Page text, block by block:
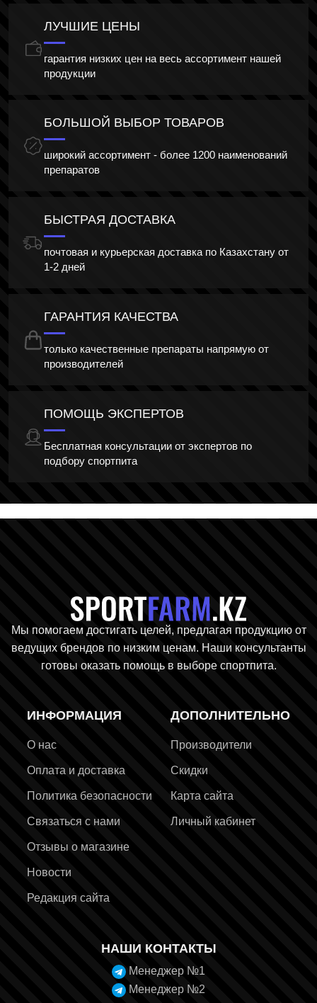
ЛУЧШИЕ ЦЕНЫ
гарантия низких цен на весь ассортимент нашей
продукции
БОЛЬШОЙ ВЫБОР ТОВАРОВ
широкий ассортимент - более 1200 наименований
препаратов
БЫСТРАЯ ДОСТАВКА
почтовая и курьерская доставка по Казахстану от
1-2 дней
ГАРАНТИЯ КАЧЕСТВА
только качественные препараты напрямую от
производителей
ПОМОЩЬ ЭКСПЕРТОВ
Бесплатная консультации от экспертов по
подбору спортпита
Главная
Мы помогаем достигать целей, предлагая продукцию от
ведущих брендов по низким ценам. Наши консультанты
готовы оказать помощь в выборе спортпита.
ИНФОРМАЦИЯ
О нас
Оплата и доставка
Политика безопасности
Связаться с нами
Отзывы о магазине
Новости
Редакция сайта
ДОПОЛНИТЕЛЬНО
Производители
Скидки
Карта сайта
Личный кабинет
НАШИ КОНТАКТЫ
Менеджер №1
Менеджер №2